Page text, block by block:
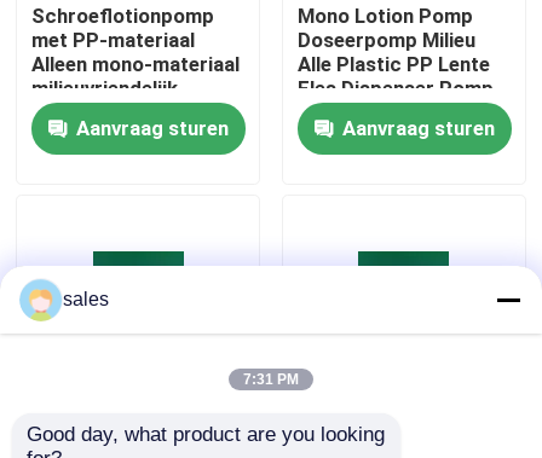
Kwaliteitscontrole
Neem contact met ons op
Gevallen
De Spuitbus van de parfumpomp
De spuitbus van de trekkerpomp
Schroeflotionpomp
met PP-materiaal
Alleen mono-materiaal
milieuvriendelijk
Aanvraag sturen
Mono Lotion Pomp
Doseerpomp Milieu
Alle Plastic PP Lente
Fles Dispenser Pomp
Aanvraag sturen
24/410 28/410 Op
Eco-vriendelijk 28/410
sales
7:31 PM
Good day, what product are you looking